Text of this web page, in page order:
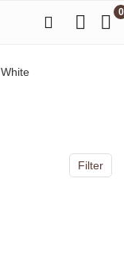
0
‎White
Filter